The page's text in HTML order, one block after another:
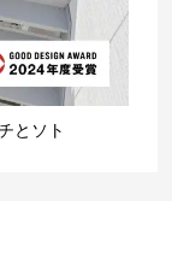
とソト